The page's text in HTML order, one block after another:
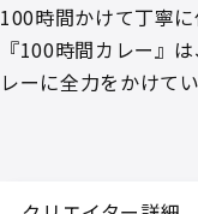
100時間かけて丁寧に
『100時間カレー』
レーに全力をかけて